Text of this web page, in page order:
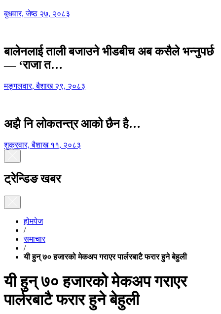
बुधवार, जेष्ठ २७, २०८३
बालेनलाई ताली बजाउने भीडबीच अब कसैले भन्नुपर्छ
— ‘राजा त…
मङ्गलवार, बैशाख २९, २०८३
अझै नि लोकतन्त्र आको छैन है…
शुक्रवार, बैशाख ११, २०८३
ट्रेन्डिङ खबर
होमपेज
/
समाचार
/
यी हुन् ७० हजारको मेकअप गराएर पार्लरबाटै फरार हुने बेहुली
यी हुन् ७० हजारको मेकअप गराएर
पार्लरबाटै फरार हुने बेहुली